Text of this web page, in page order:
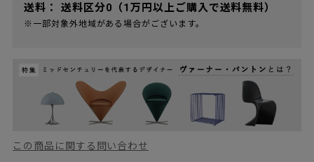
送料： 送料区分0（1万円以上ご購入で送料無料）
※一部対象外地域がある場合がございます。
この商品に関する問い合わせ